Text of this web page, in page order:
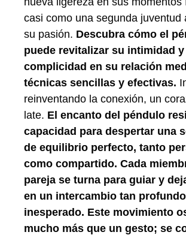
casi como una segunda juventud
su pasión. Descubra cómo el
puede revitalizar su intimidad
complicidad en su relación
técnicas sencillas y efectivas.
reinventando la conexión, un
late. El encanto del péndulo
capacidad para despertar una
de equilibrio perfecto, tanto
como compartido. Cada
pareja se turna para guiar y
en un intercambio tan
inesperado. Este movimiento
mucho más que un gesto; se